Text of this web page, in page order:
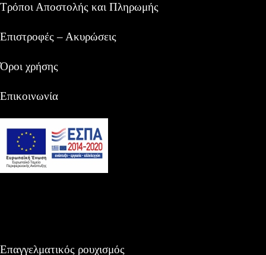
Τρόποι Αποστολής και Πληρωμής
Επιστροφές – Ακυρώσεις
Όροι χρήσης
Επικοινωνία
Επαγγελματικός ρουχισμός